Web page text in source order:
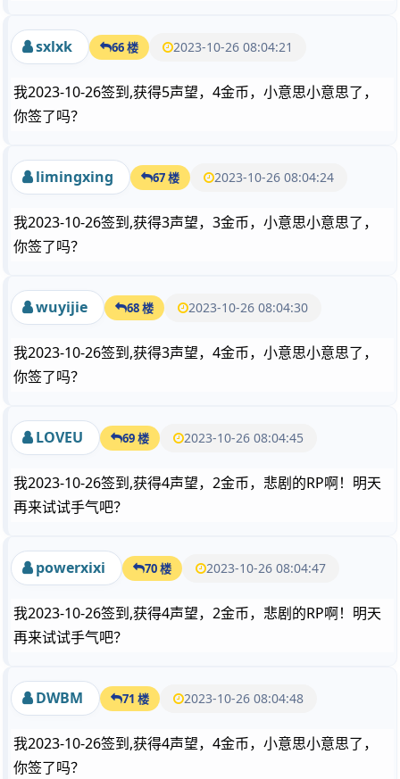
sxlxk 66 楼 2023-10-26 08:04:21
我2023-10-26签到,获得5声望，4金币，小意思小意思了，
你签了吗？
limingxing 67 楼 2023-10-26 08:04:24
我2023-10-26签到,获得3声望，3金币，小意思小意思了，
你签了吗？
wuyijie 68 楼 2023-10-26 08:04:30
我2023-10-26签到,获得3声望，4金币，小意思小意思了，
你签了吗？
LOVEU 69 楼 2023-10-26 08:04:45
我2023-10-26签到,获得4声望，2金币，悲剧的RP啊！明天
再来试试手气吧？
powerxixi 70 楼 2023-10-26 08:04:47
我2023-10-26签到,获得4声望，2金币，悲剧的RP啊！明天
再来试试手气吧？
DWBM 71 楼 2023-10-26 08:04:48
我2023-10-26签到,获得4声望，4金币，小意思小意思了，
你签了吗？